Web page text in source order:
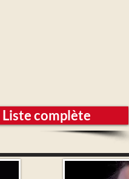
Liste complète